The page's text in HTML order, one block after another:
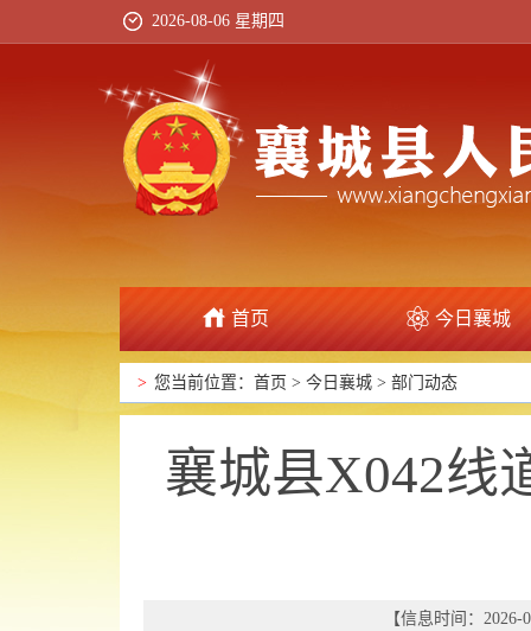
2026-08-06 星期四
首页 今日襄城
政府信息公开
> 您当前位置： 首页 > 今日襄城 > 部门动态
襄城县X042线
【信息时间：